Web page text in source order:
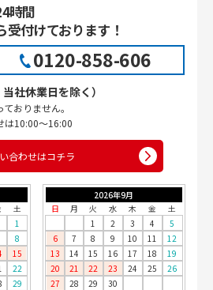
時間
付けております！
0120-858-606
社休業日を除く）
おりません。
は10:00〜16:00
合わせはコチラ
土
1
8
15
22
29
2026年9月
日
月 火 水 木 金
土
1
2 3 4
5
6
7 8 9 10 11
12
13
14 15 16 17 18
19
20
21 22 23 24 25
26
27
28 29 30